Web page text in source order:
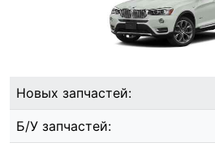
Новых запчастей:
Б/У запчастей: